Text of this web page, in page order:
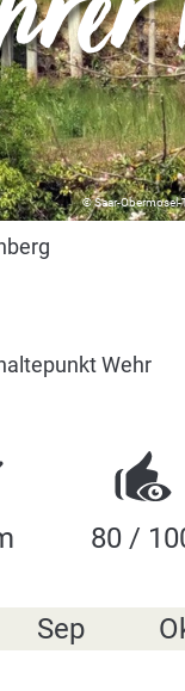
© Saar-Obermosel-
Wehr
80 /
Sep